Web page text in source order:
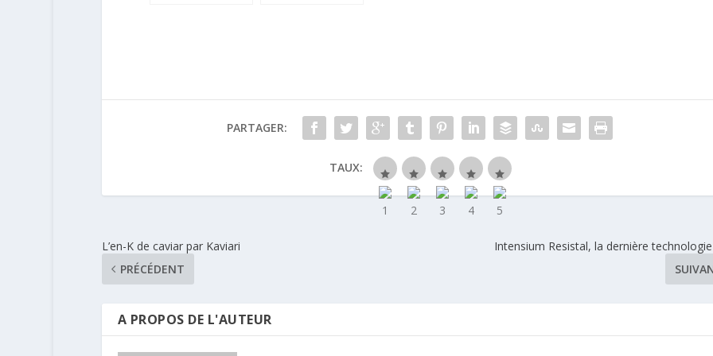
PARTAGER:
TAUX:
L’en-K de caviar par Kaviari
PRÉCÉDENT
Intensium Resistal, la dernière
A PROPOS DE L'AUTEUR